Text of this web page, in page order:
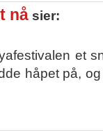
nå sier:
et
håpet på,